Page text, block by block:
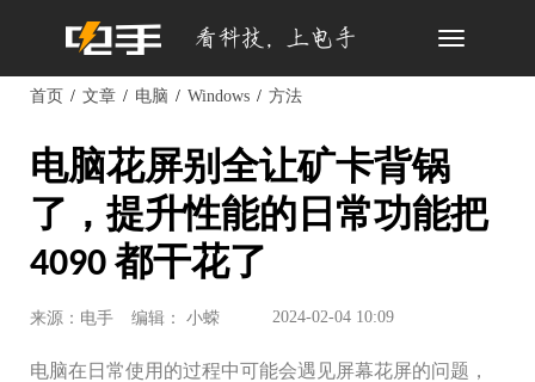
Toggle
首页 文章 电脑 Windows 方法
电脑花屏别全让矿卡背锅
了，提升性能的日常功能把
4090 都干花了
来源：电手 编辑： 小蝾 2024-02-04 10:09
电脑在日常使用的过程中可能会遇见屏幕花屏的问题，